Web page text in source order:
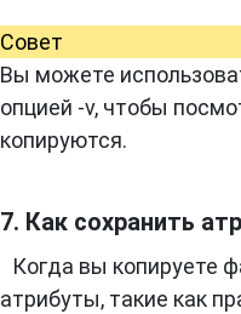
Совет
Вы можете
опцией -v, чтобы
копируются.
7. Как сохранить
Когда вы копируете
атрибуты, такие как